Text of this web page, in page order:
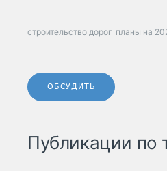
строительство дорог планы на
ОБСУДИТЬ
Публикации по